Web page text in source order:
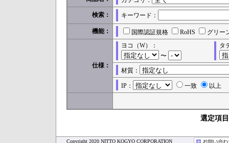
検索： キーワード：
機能： 国際認証規格 RoHS グリー
仕様：
ヨコ（W）：
〜
タ
材質：
IP： 一致 以上
選定項
Copyright 2020 NITTO KOGYO CORPORATION